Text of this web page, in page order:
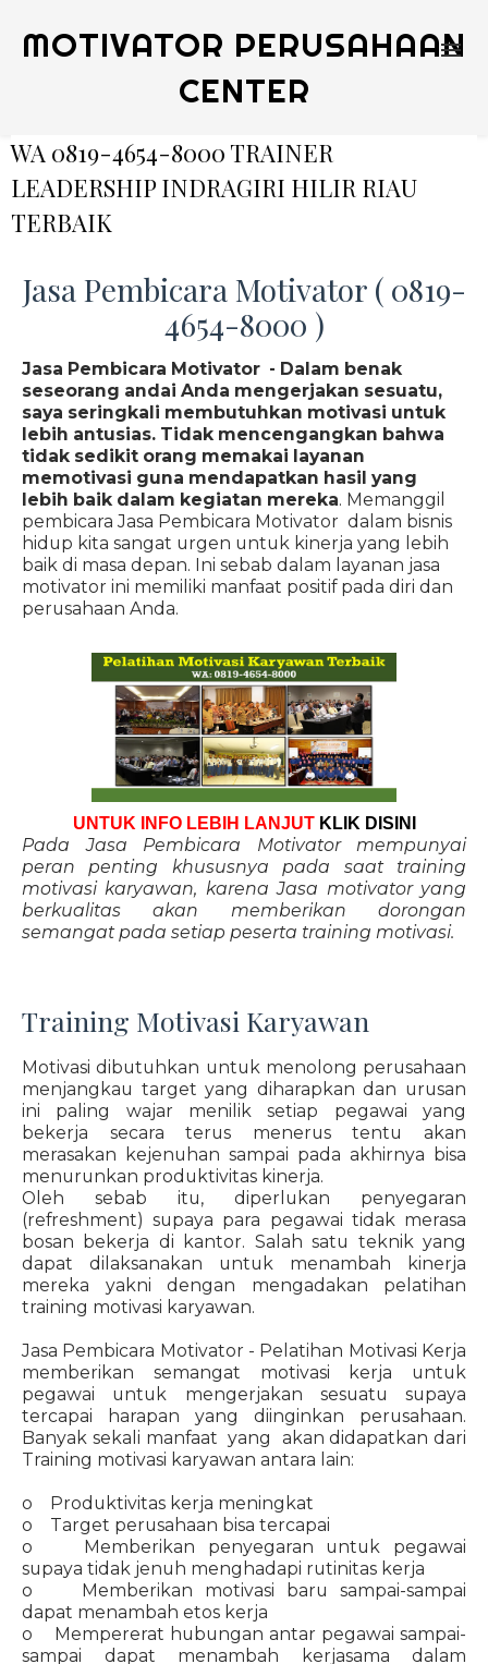
MOTIVATOR PERUSAHAAN
CENTER
WA 0819-4654-8000 TRAINER
LEADERSHIP INDRAGIRI HILIR RIAU
TERBAIK
Jasa Pembicara Motivator ( 0819-
4654-8000 )
Jasa Pembicara Motivator - Dalam benak
seseorang andai Anda mengerjakan sesuatu,
saya seringkali membutuhkan motivasi untuk
lebih antusias. Tidak mencengangkan bahwa
tidak sedikit orang memakai layanan
memotivasi guna mendapatkan hasil yang
lebih baik dalam kegiatan mereka. Memanggil
pembicara Jasa Pembicara Motivator dalam bisnis
hidup kita sangat urgen untuk kinerja yang lebih
baik di masa depan. Ini sebab dalam layanan jasa
motivator ini memiliki manfaat positif pada diri dan
perusahaan Anda.
UNTUK INFO LEBIH LANJUT KLIK DISINI
Pada Jasa Pembicara Motivator mempunyai
peran penting khususnya pada saat training
motivasi karyawan, karena Jasa motivator yang
berkualitas akan memberikan dorongan
semangat pada setiap peserta training motivasi.
Training Motivasi Karyawan
Motivasi dibutuhkan untuk menolong perusahaan
menjangkau target yang diharapkan dan urusan
ini paling wajar menilik setiap pegawai yang
bekerja secara terus menerus tentu akan
merasakan kejenuhan sampai pada akhirnya bisa
menurunkan produktivitas kinerja.
Oleh sebab itu, diperlukan penyegaran
(refreshment) supaya para pegawai tidak merasa
bosan bekerja di kantor. Salah satu teknik yang
dapat dilaksanakan untuk menambah kinerja
mereka yakni dengan mengadakan pelatihan
training motivasi karyawan.
Jasa Pembicara Motivator - Pelatihan Motivasi Kerja
memberikan semangat motivasi kerja untuk
pegawai untuk mengerjakan sesuatu supaya
tercapai harapan yang diinginkan perusahaan.
Banyak sekali manfaat yang akan didapatkan dari
Training motivasi karyawan antara lain:
o Produktivitas kerja meningkat
o Target perusahaan bisa tercapai
o Memberikan penyegaran untuk pegawai
supaya tidak jenuh menghadapi rutinitas kerja
o Memberikan motivasi baru sampai-sampai
dapat menambah etos kerja
o Mempererat hubungan antar pegawai sampai-
sampai dapat menambah kerjasama dalam